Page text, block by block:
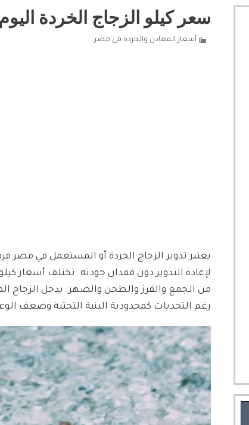
سعر كيلو الزجاج الخردة
أسعار المعادن والخردة فى مصر
يعتبر تدوير الزجاج الخردة أو المستعمل في مصر
لإعادة التدوير دون فقدان جودته. تختلف أسعار
من الجمع والفرز والطحن والصهر. يدخل الزجاج
رغم التحديات كمحدودية البنية التحتية وضعف